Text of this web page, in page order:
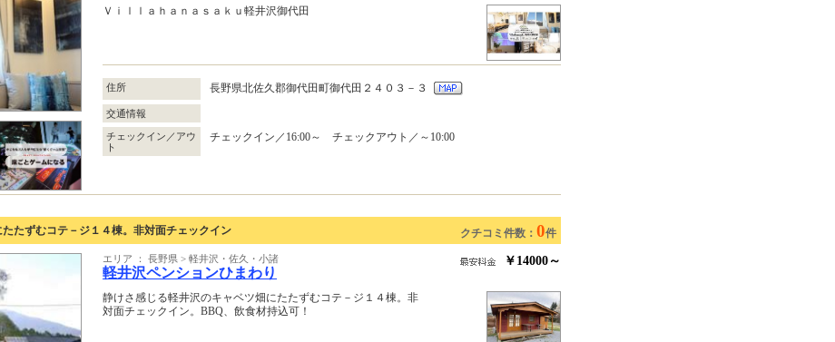
Ｖｉｌｌａｈａｎａｓａｋｕ軽井沢御代田
住所 長野県北佐久郡御代田町御代田２４０３－３
交通情報
チェックイン／アウ
ト
チェックイン／16:00～ チェックアウト／～10:00
たずむコテ－ジ１４棟。非対面チェックイン クチコミ件数： 0件
エリア ： 長野県 > 軽井沢・佐久・小諸
軽井沢ペンションひまわり
￥14000～
静けさ感じる軽井沢のキャベツ畑にたたずむコテ－ジ１４棟。非
対面チェックイン。BBQ、飲食材持込可！